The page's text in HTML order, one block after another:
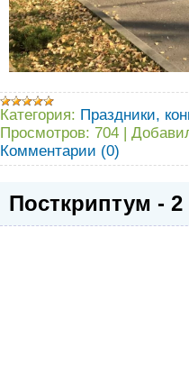
Категория: Праздники,
Просмотров: 704 |
Комментарии (0)
Посткриптум - 2